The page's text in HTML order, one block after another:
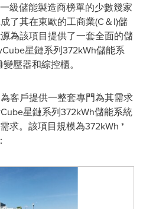
級儲能製造商榜單的少數幾家
了其在東歐的工商業(C＆I)儲
為該項目提供了一套全面的儲
星鏈系列372kWh儲能系
變壓器和綜控櫃。
客戶提供一整套專門為其需求
星鏈系列372kWh儲能系統
求。該項目規模為372kWh *